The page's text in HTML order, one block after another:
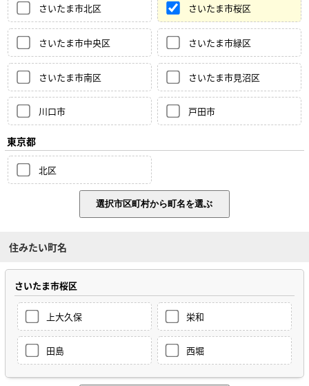
さいたま市北区 さいたま市桜区
さいたま市中央区 さいたま市緑区
さいたま市南区 さいたま市見沼区
川口市 戸田市
東京都
北区
住みたい町名
さいたま市桜区
上大久保 栄和
田島 西堀